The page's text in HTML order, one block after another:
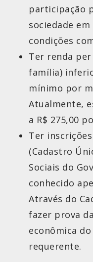
participação
sociedade
condições
Ter renda
família)
mínimo por
Atualmente,
a R$ 275,00
Ter
(Cadastro
Sociais do
conhecido
Através do
fazer prova
econômica
requerente.